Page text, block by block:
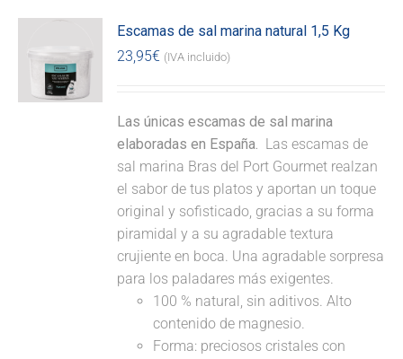
Escamas de sal marina natural 1,5 Kg
23,95€ (IVA incluido)
Las únicas escamas de sal marina
elaboradas en España. Las escamas de
sal marina Bras del Port Gourmet realzan
el sabor de tus platos y aportan un toque
original y sofisticado, gracias a su forma
piramidal y a su agradable textura
crujiente en boca. Una agradable sorpresa
para los paladares más exigentes.
100 % natural, sin aditivos. Alto
contenido de magnesio.
Forma: preciosos cristales con